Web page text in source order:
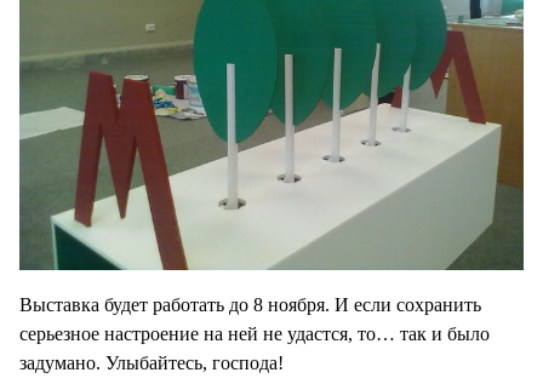
Выставка будет работать до 8 ноября. И если сохранить
серьезное настроение на ней не удастся, то… так и было
задумано. Улыбайтесь, господа!